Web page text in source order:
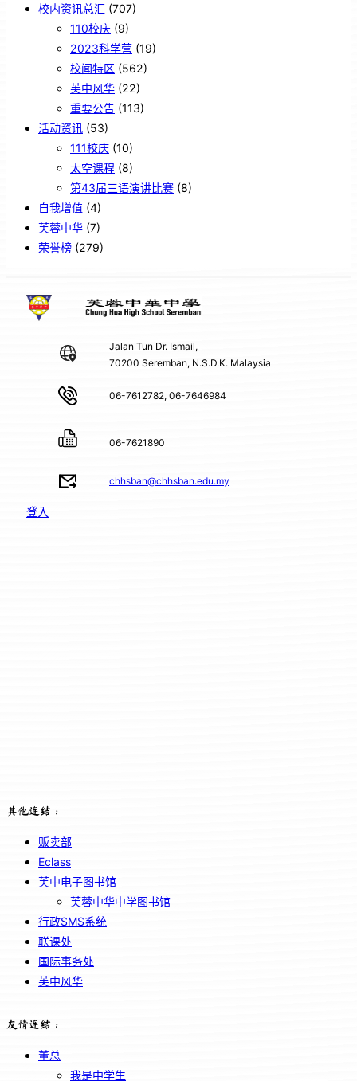
校内资讯总汇 (707)
110校庆 (9)
2023科学营 (19)
校闻特区 (562)
芙中风华 (22)
重要公告 (113)
活动资讯 (53)
111校庆 (10)
太空课程 (8)
第43届三语演讲比赛 (8)
自我增值 (4)
芙蓉中华 (7)
荣誉榜 (279)
Jalan Tun Dr. Ismail,
70200 Seremban, N.S.D.K. Malaysia
06-7612782, 06-7646984
06-7621890
chhsban@chhsban.edu.my
登入
其他连结：
贩卖部
Eclass
芙中电子图书馆
芙蓉中华中学图书馆
行政SMS系统
联课处
国际事务处
芙中风华
友情连结：
董总
我是中学生